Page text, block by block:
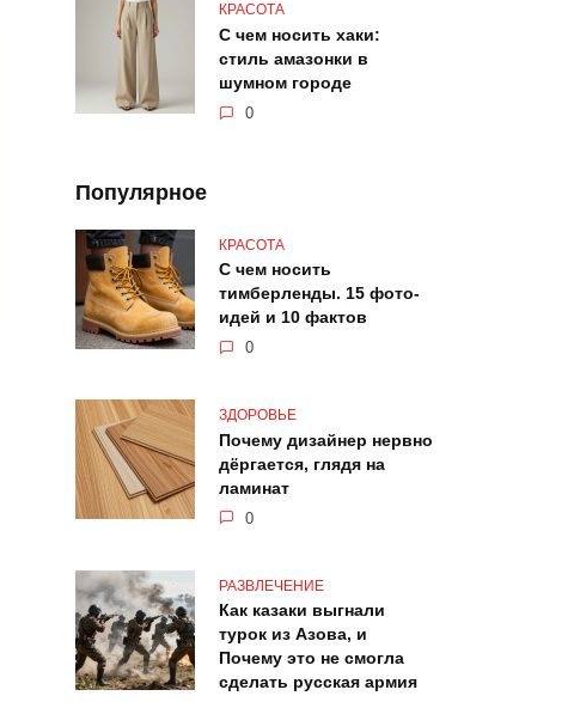
КРАСОТА
С чем носить хаки:
стиль амазонки в
шумном городе
0
Популярное
КРАСОТА
С чем носить
тимберленды. 15 фото-
идей и 10 фактов
0
ЗДОРОВЬЕ
Почему дизайнер нервно
дёргается, глядя на
ламинат
0
РАЗВЛЕЧЕНИЕ
Как казаки выгнали
турок из Азова, и
Почему это не смогла
сделать русская армия